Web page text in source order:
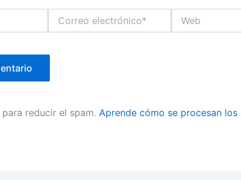
electrónico*
reducir el spam. Aprende cómo se procesan